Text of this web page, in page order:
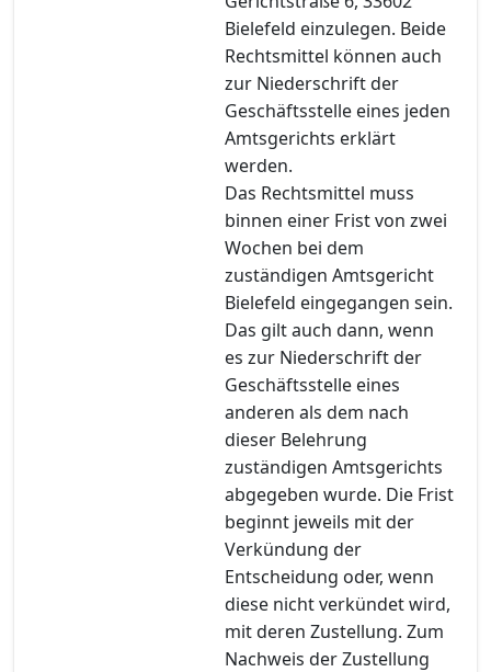
Bielefeld einzulegen. Beide
Rechtsmittel können auch
zur Niederschrift der
Geschäftsstelle eines jeden
Amtsgerichts erklärt
werden.
Das Rechtsmittel muss
binnen einer Frist von zwei
Wochen bei dem
zuständigen Amtsgericht
Bielefeld eingegangen sein.
Das gilt auch dann, wenn
es zur Niederschrift der
Geschäftsstelle eines
anderen als dem nach
dieser Belehrung
zuständigen Amtsgerichts
abgegeben wurde. Die Frist
beginnt jeweils mit der
Verkündung der
Entscheidung oder, wenn
diese nicht verkündet wird,
mit deren Zustellung. Zum
Nachweis der Zustellung